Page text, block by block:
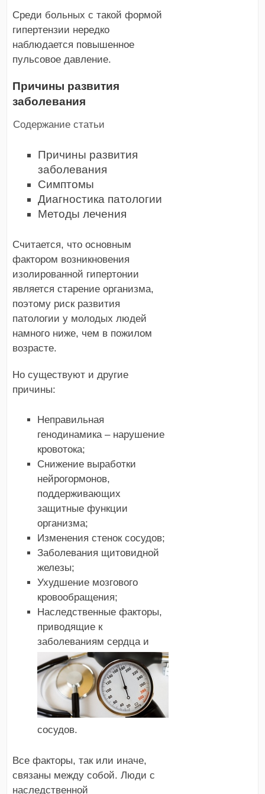
Среди больных с такой формой
гипертензии нередко
наблюдается повышенное
пульсовое давление.
Причины развития
заболевания
Содержание статьи
Причины развития
заболевания
Симптомы
Диагностика патологии
Методы лечения
Считается, что основным
фактором возникновения
изолированной гипертонии
является старение организма,
поэтому риск развития
патологии у молодых людей
намного ниже, чем в пожилом
возрасте.
Но существуют и другие
причины:
Неправильная
генодинамика – нарушение
кровотока;
Снижение выработки
нейрогормонов,
поддерживающих
защитные функции
организма;
Изменения стенок сосудов;
Заболевания щитовидной
железы;
Ухудшение мозгового
кровообращения;
Наследственные факторы,
приводящие к
заболеваниям сердца и
сосудов.
Все факторы, так или иначе,
связаны между собой. Люди с
наследственной